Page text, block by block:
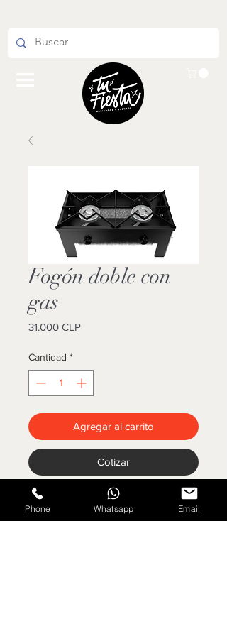
Fogón doble con
gas
31.000 CLPPrecio
Cantidad *
Agregar al carrito
Cotizar
Gas 5 kgs.
Phone Whatsapp Email